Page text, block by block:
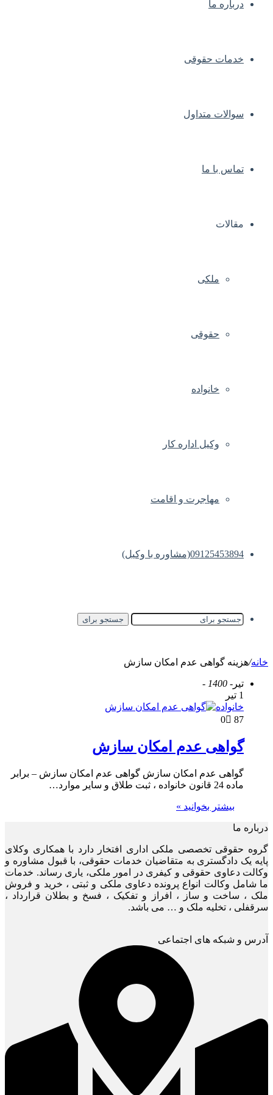
درباره ما
خدمات حقوقی
سوالات متداول
تماس با ما
مقالات
ملکی
حقوقی
خانواده
وکیل اداره کار
مهاجرت و اقامت
09125453894(مشاوره با وکیل)
جستجو برای
خانه/هزینه گواهی عدم امکان سازش
تیر - 1400 -
1 تیر
خانواده
0
87
گواهی عدم امکان سازش
گواهی عدم امکان سازش گواهی عدم امکان سازش – برابر
ماده 24 قانون خانواده ، ثبت طلاق و سایر موارد…
بیشتر بخوانید »
درباره ما
گروه حقوقی تخصصی ملکی اداری افتخار دارد با همکاری وکلای
پایه یک دادگستری به متقاضیان خدمات حقوقی، با قبول مشاوره و
وکالت دعاوی حقوقی و کیفری در امور ملکی، یاری رساند. خدمات
ما شامل وکالت انواع پرونده دعاوی ملکی و ثبتی ، خرید و فروش
ملک ، ساخت و ساز ، افراز و تفکیک ، فسخ و بطلان قرارداد ،
سرقفلی ، تخلیه ملک و … می باشد.
آدرس و شبکه های اجتماعی